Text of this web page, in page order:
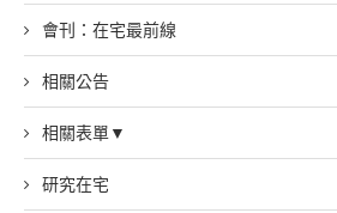
會刊：在宅最前線
相關公告
相關表單▼
研究在宅